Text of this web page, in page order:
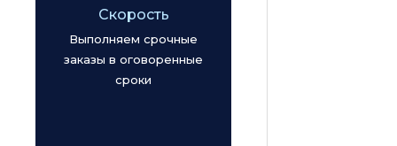
Скорость
Выполняем срочные
заказы в оговоренные
сроки